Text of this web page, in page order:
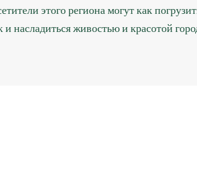
этого региона могут как
насладиться живостью и красотой